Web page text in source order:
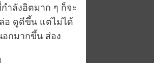
ำลังฮิตมาก ๆ ก็จะ
ล่อ ดูดีขึ้น แต่ไม่ได้
อกมากขึ้น ส่อง